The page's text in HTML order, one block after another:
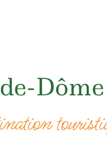
Dôme